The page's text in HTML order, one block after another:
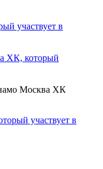
Москва ХК